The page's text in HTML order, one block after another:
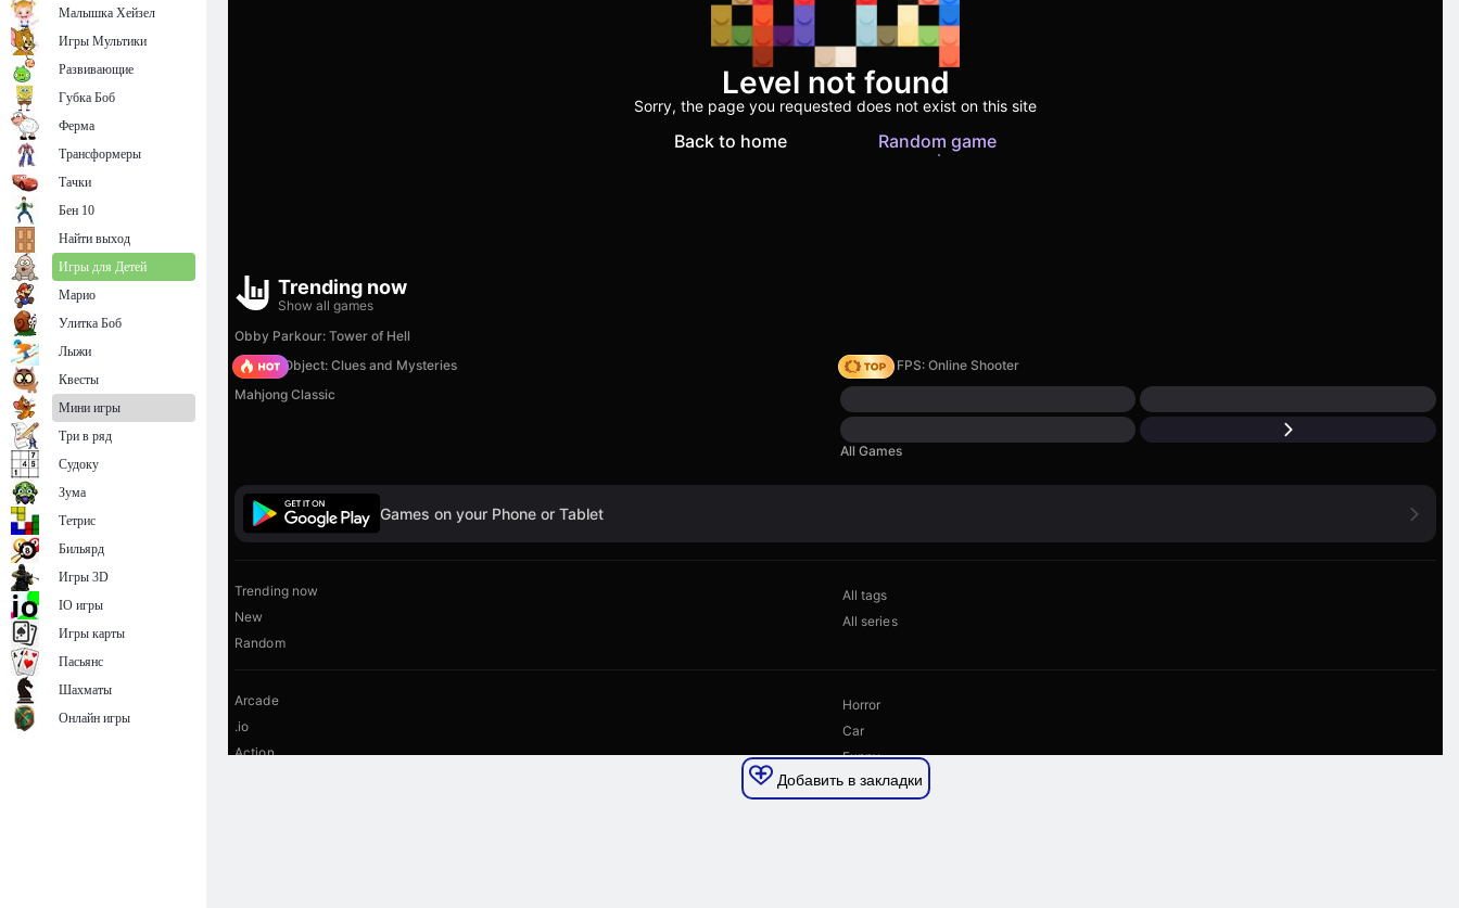
Добавить в закладки
Малышка Хейзел
Игры Мультики
Развивающие
Губка Боб
Ферма
Трансформеры
Тачки
Бен 10
Найти выход
Игры для Детей
Марио
Улитка Боб
Лыжи
Квесты
Мини игры
Три в ряд
Судоку
Зума
Тетрис
Бильярд
Игры 3D
IO игры
Игры карты
Пасьянс
Шахматы
Онлайн игры